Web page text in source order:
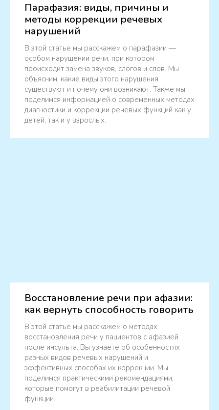
Парафазия: виды, причины и
методы коррекции речевых
нарушений
В этой статье мы расскажем о парафазии —
особом нарушении речи, при котором
происходит замена звуков, слогов и слов. Мы
объясним, какие виды этого нарушения
существуют и почему они возникают. Также мы
поделимся информацией о современных методах
диагностики и коррекции речевых функций как у
детей, так и у взрослых.
Восстановление речи при афазии:
как вернуть способность говорить
В этой статье мы расскажем о методах
восстановления речи у пациентов с афазией
после инсульта. Вы узнаете об особенностях
разных видов речевых нарушений и
эффективных способах их коррекции. Мы
поделимся практическими рекомендациями,
которые помогут в реабилитации речевой
функции.